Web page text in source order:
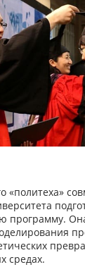
«политеха»
программу.
средах.